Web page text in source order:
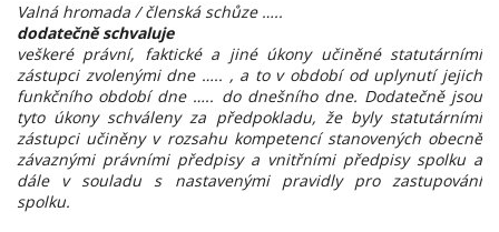
Valná hromada / členská schůze …..
dodatečně schvaluje
veškeré právní, faktické a jiné úkony učiněné statutárními
zástupci zvolenými dne ….. , a to v období od uplynutí jejich
funkčního období dne ….. do dnešního dne. Dodatečně jsou
tyto úkony schváleny za předpokladu, že byly statutárními
zástupci učiněny v rozsahu kompetencí stanovených obecně
závaznými právními předpisy a vnitřními předpisy spolku a
dále v souladu s nastavenými pravidly pro zastupování
spolku.